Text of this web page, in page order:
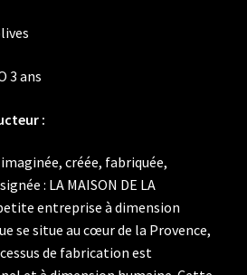
3 ans
:
créée, fabriquée,
: LA MAISON DE LA
petite entreprise à dimension
se situe au cœur de la Provence,
de fabrication est